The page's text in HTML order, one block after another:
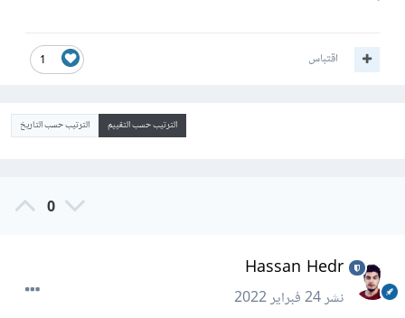
1 اقتباس
الترتيب حسب التقييم الترتيب حسب التاريخ
0
Hassan Hedr
نشر24 فبراير 2022